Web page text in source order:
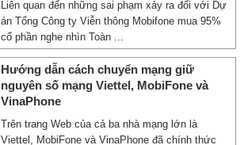
Liên quan đến những sai phạm xảy ra đối với Dự
án Tổng Công ty Viễn thông Mobifone mua 95%
cổ phần nghe nhìn Toàn ...
Hướng dẫn cách chuyển mạng giữ
nguyên số mạng Viettel, MobiFone và
VinaPhone
Trên trang Web của cả ba nhà mạng lớn là
Viettel, MobiFone và VinaPhone đã chính thức